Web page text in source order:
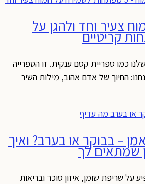
צעיר וחד ולהגן על
כמו ספריית קסם ענקית. זו הספרייה
החיוך של אדם אהוב, מילות השיר
– בבוקר או בערב? ואיך
שמתאים לך
על שריפת שומן, איזון סוכר ובריאות